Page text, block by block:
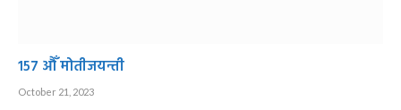
१५७ औँ मोतीजयन्ती
October 21, 2023